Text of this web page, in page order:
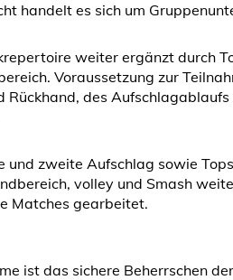
handelt es sich um
weiter ergänzt durch
Voraussetzung zur
Rückhand, des
und zweite Aufschlag sowie
volley und Smash
Matches gearbeitet.
ist das sichere Beherrschen